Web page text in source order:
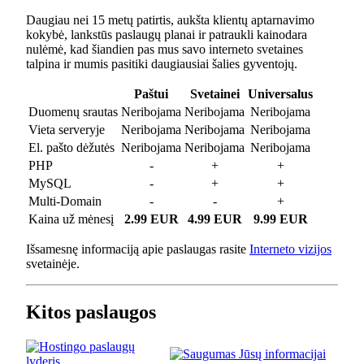
Daugiau nei 15 metų patirtis, aukšta klientų aptarnavimo
kokybė, lankstūs paslaugų planai ir patraukli kainodara
nulėmė, kad šiandien pas mus savo interneto svetaines
talpina ir mumis pasitiki daugiausiai šalies gyventojų.
Paštui Svetainei
Universalus
Duomenų srautas Neribojama Neribojama Neribojama
Vieta serveryje
Neribojama Neribojama Neribojama
El. pašto dėžutės Neribojama Neribojama Neribojama
PHP
- +
+
MySQL
- +
+
Multi-Domain
- -
+
Kaina už mėnesį
2.99 EUR 4.99 EUR 9.99 EUR
Išsamesnę informaciją apie paslaugas rasite Interneto vizijos
svetainėje.
Kitos paslaugos